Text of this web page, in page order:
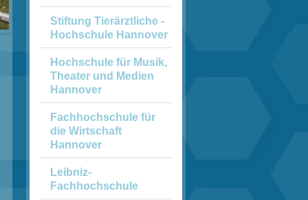
Stiftung ­Tierärztliche ­
Hochschule ­Hannover
Hochschule für ­Musik,
Theater und ­Medien
Hannover
Fachhochschule ­für
die Wirtschaft
Hannover
Leibniz-
Fachhochschule